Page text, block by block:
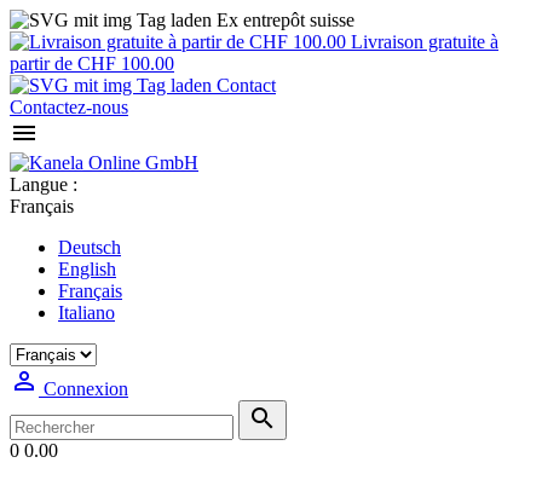
Ex entrepôt suisse
Livraison gratuite à
partir de CHF 100.00
Contact
Contactez-nous

Langue :
Français
Deutsch
English
Français
Italiano
 Connexion

0 0.00